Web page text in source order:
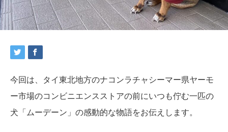
今回は、タイ東北地方のナコンラチャシーマー県ヤーモ
ー市場のコンビニエンスストアの前にいつも佇む一匹の
犬「ムーデーン」の感動的な物語をお伝えします。